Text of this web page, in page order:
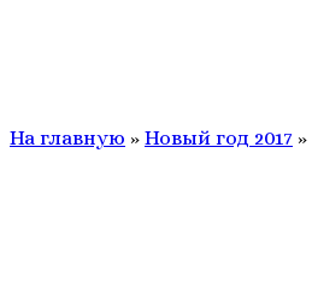
На главную » Новый год 2017 »